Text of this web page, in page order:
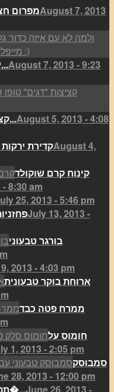
מפרוםAugust 7, 2013
עוגת אנג’לה פירות קיצית וטב...August 7, 2013 - 9:23
קציצות “דגים” טבעוניות ברוטב...August 5, 2013 - 4:08
קדירתAugust 4,
קינוח קרם שוקולד
8:30 am
25, 2013 - 5:46 pm
July 13, 2013 -
בורגר טבעוני
2013 - 4:03 pm
ארוחת בוקר טבעונית
ממרח פטה כבד
חומוס על
1, 2013 - 2:05 pm
סמבוסק
28, 2013 - 12:00 pm
תפוז מקורמל וגלידת וניל טבעונ�...June 26, 2013 -